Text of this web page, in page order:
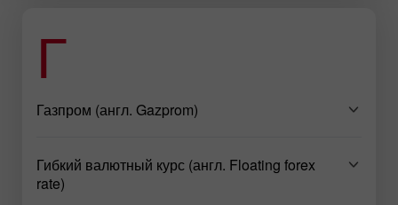
Г
Газпром (англ. Gazprom)
Гибкий валютный курс (англ. Floating forex
rate)